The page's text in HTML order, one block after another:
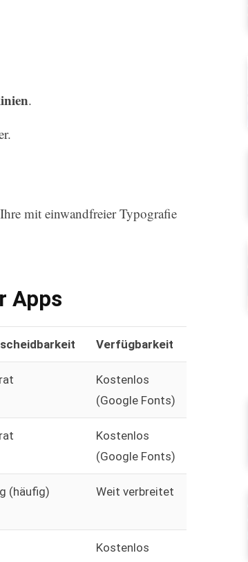
.
mit einwandfreier Typografie
Apps
Verfügbarkeit
Kostenlos
(Google Fonts)
Kostenlos
(Google Fonts)
(häufig) Weit verbreitet
Kostenlos